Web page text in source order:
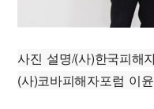
사진 설명/(사)한국피해
(사)코바피해자포럼 이